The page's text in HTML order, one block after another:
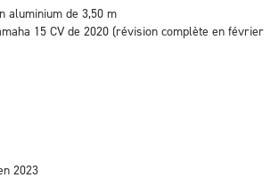
aluminium de 3,50 m
15 CV de 2020 (révision complète en février
2023